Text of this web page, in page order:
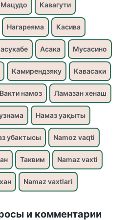
Мацудо Кавагути
Нагареяма Касива
Асака Мусасино
Камирендзяку Кавасаки
Вакти намоз Ламазан хенаш
Намаз уақыты
убактысы Namoz vaqti
Таквим Namaz vaxti
Namaz vaxtlari
и комментарии